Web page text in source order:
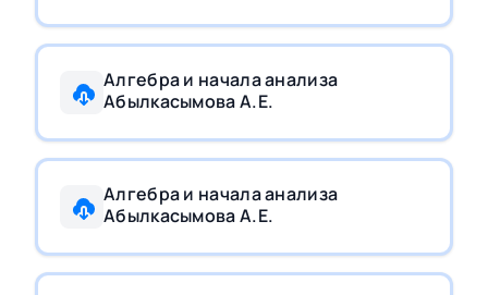
Алгебра и начала анализа
Абылкасымова А.Е.
Алгебра и начала анализа
Абылкасымова А.Е.